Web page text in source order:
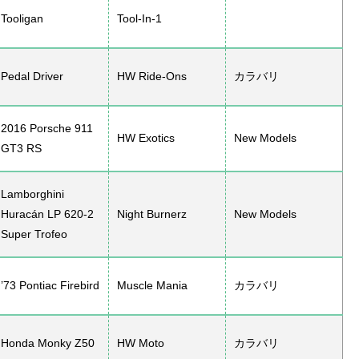
Tooligan Tool-In-1
Pedal Driver HW Ride-Ons カラバリ
2016 Porsche 911
GT3 RS
HW Exotics New Models
Lamborghini
Huracán LP 620-2
Super Trofeo
Night Burnerz New Models
’73 Pontiac Firebird Muscle Mania カラバリ
Honda Monky Z50 HW Moto カラバリ